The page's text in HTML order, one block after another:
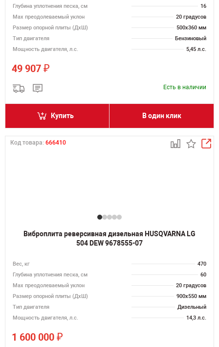
Глубина уплотнения песка, см
16
Max преодолеваемый уклон
20 градусов
Размер опорной плиты (ДхШ)
500х360 мм
Тип двигателя
Бензиновый
Мощность двигателя, л.с.
5,45 л.с.
49 907 ₽
Есть в наличии
Купить В один клик
Код товара: 666410
Виброплита реверсивная дизельная HUSQVARNA LG
504 DEW 9678555-07
Вес, кг
470
Глубина уплотнения песка, см
60
Max преодолеваемый уклон
20 градусов
Размер опорной плиты (ДхШ)
900х550 мм
Тип двигателя
Дизельный
Мощность двигателя, л.с.
14,3 л.с.
1 600 000 ₽